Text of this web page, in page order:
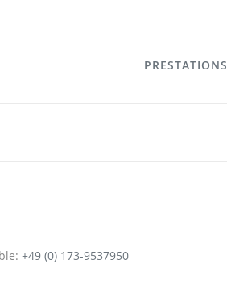
PRESTATIONS
+49 (0) 173-9537950